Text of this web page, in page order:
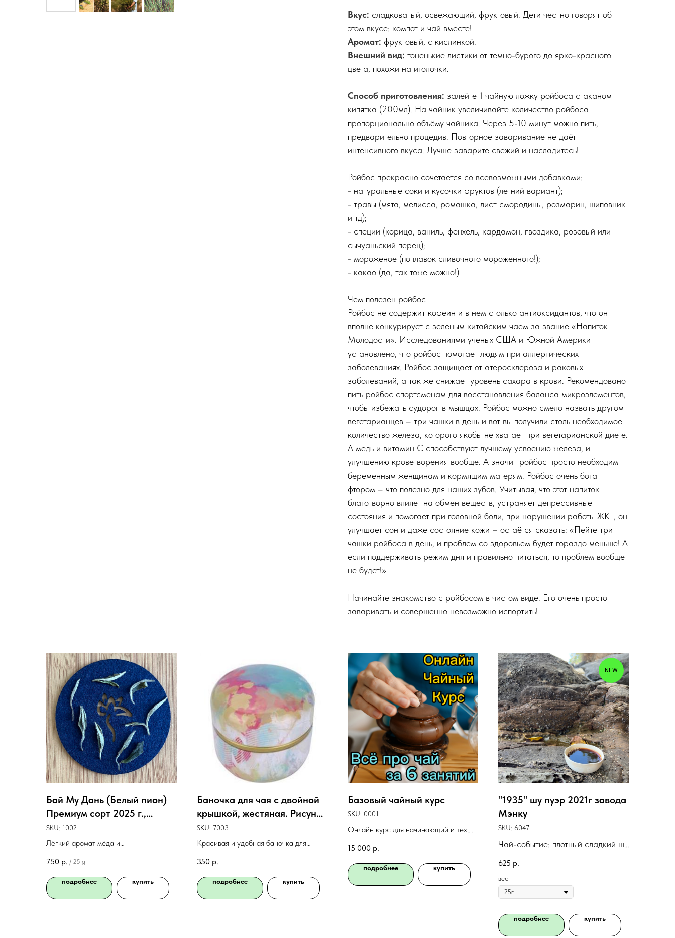
Вкус: сладковатый, освежающий, фруктовый. Дети честно говорят об
этом вкусе: компот и чай вместе!
Аромат: фруктовый, с кислинкой.
Внешний вид: тоненькие листики от темно-бурого до ярко-красного
цвета, похожи на иголочки.
Способ приготовления: залейте 1 чайную ложку ройбоса стаканом
кипятка (200мл). На чайник увеличивайте количество ройбоса
пропорционально объёму чайника. Через 5-10 минут можно пить,
предварительно процедив. Повторное заваривание не даёт
интенсивного вкуса. Лучше заварите свежий и насладитесь!
Ройбос прекрасно сочетается со всевозможными добавками:
- натуральные соки и кусочки фруктов (летний вариант);
- травы (мята, мелисса, ромашка, лист смородины, розмарин, шиповник
и тд);
- специи (корица, ваниль, фенхель, кардамон, гвоздика, розовый или
сычуаньский перец);
- мороженое (поплавок сливочного мороженного!);
- какао (да, так тоже можно!)
Чем полезен ройбос
Ройбос не содержит кофеин и в нем столько антиоксидантов, что он
вполне конкурирует с зеленым китайским чаем за звание «Напиток
Молодости». Исследованиями ученых США и Южной Америки
установлено, что ройбос помогает людям при аллергических
заболеваниях. Ройбос защищает от атеросклероза и раковых
заболеваний, а так же снижает уровень сахара в крови. Рекомендовано
пить ройбос спортсменам для восстановления баланса микроэлементов,
чтобы избежать судорог в мышцах. Ройбос можно смело назвать другом
вегетарианцев – три чашки в день и вот вы получили столь необходимое
количество железа, которого якобы не хватает при вегетарианской диете.
А медь и витамин С способствуют лучшему усвоению железа, и
улучшению кроветворения вообще. А значит ройбос просто необходим
беременным женщинам и кормящим матерям. Ройбос очень богат
фтором – что полезно для наших зубов. Учитывая, что этот напиток
благотворно влияет на обмен веществ, устраняет депрессивные
состояния и помогает при головной боли, при нарушении работы ЖКТ, он
улучшает сон и даже состояние кожи – остаётся сказать: «Пейте три
чашки ройбоса в день, и проблем со здоровьем будет гораздо меньше! А
если поддерживать режим дня и правильно питаться, то проблем вообще
не будет!»
Начинайте знакомство с ройбосом в чистом виде. Его очень просто
заваривать и совершенно невозможно испортить!
Бай Му Дань (Белый пион)
Премиум сорт 2025 г.,
Фуцзянь, 25 г
SKU: 1002
Лёгкий аромат мёда и
750 р. / 25 g
подробнее купить
Баночка для чая с двойной
крышкой, жестяная. Рисунок
"Облака"
SKU: 7003
Красивая и удобная баночка для
упаковка для подарка!
Размер 8,5см х 8,5см.
350 р.
подробнее купить
Базовый чайный курс
SKU: 0001
Онлайн курс для начинающий и тех,
познавательно. Вам не нужно покупать
специальную посуду! Чай для
домашних заданий подойдёт любой
15 000 р.
подробнее купить
NEW
"1935" шу пуэр 2021г завода
Мэнку
SKU: 6047
Чай-событие: плотный сладкий шу
пуэр с ароматом финика и сухого
дерева
625 р.
вес
подробнее купить